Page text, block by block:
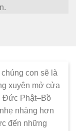
con sẽ là
xuyên mở cửa
Đức Phật–Bồ
nhàng hơn
đến những